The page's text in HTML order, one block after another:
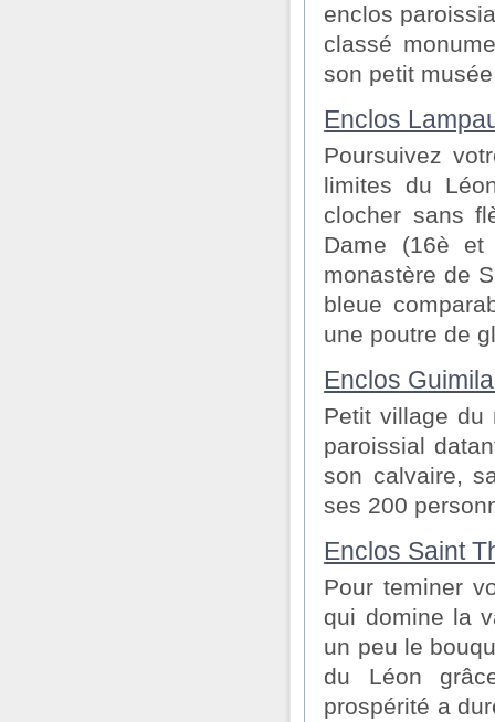
enclos
classé
son petit
Enclos
Poursuivez
limites du
clocher sans
Dame (16è
monastère de
bleue
une poutre de
Enclos
Petit village du
paroissial
son calvaire,
ses 200
Enclos Saint
Pour teminer
qui domine la
un peu le
du Léon
prospérité a